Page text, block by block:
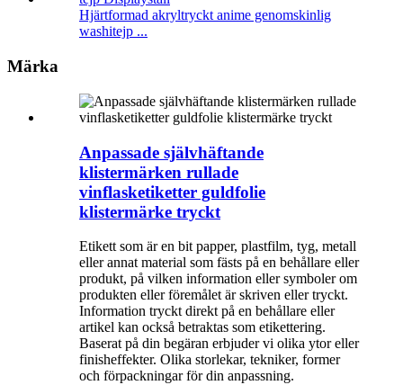
Hjärtformad akryltryckt anime genomskinlig
washitejp ...
Märka
Anpassade självhäftande
klistermärken rullade
vinflasketiketter guldfolie
klistermärke tryckt
Etikett som är en bit papper, plastfilm, tyg, metall
eller annat material som fästs på en behållare eller
produkt, på vilken information eller symboler om
produkten eller föremålet är skriven eller tryckt.
Information tryckt direkt på en behållare eller
artikel kan också betraktas som etikettering.
Baserat på din begäran erbjuder vi olika ytor eller
finisheffekter. Olika storlekar, tekniker, former
och förpackningar för din anpassning.